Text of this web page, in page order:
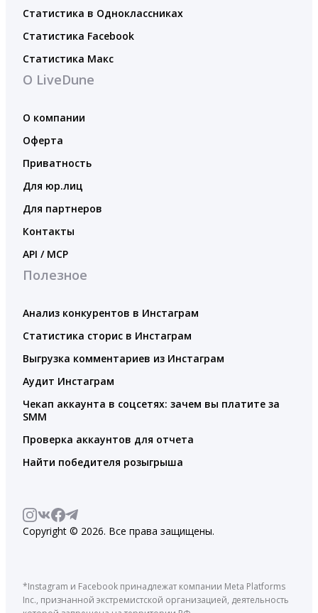
Статистика в Одноклассниках
Статистика Facebook
Статистика Макс
О LiveDune
О компании
Оферта
Приватность
Для юр.лиц
Для партнеров
Контакты
API / MCP
Полезное
Анализ конкурентов в Инстаграм
Статистика сторис в Инстаграм
Выгрузка комментариев из Инстаграм
Аудит Инстаграм
Чекап аккаунта в соцсетях: зачем вы платите за
SMM
Проверка аккаунтов для отчета
Найти победителя розыгрыша
Copyright © 2026. Все права защищены.
*Instagram и Facebook принадлежат компании Meta Platforms
Inc., признанной экстремистской организацией, деятельность